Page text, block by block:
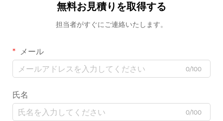
無料お見積りを取得する
担当者がすぐにご連絡いたします。
メール
0/100
氏名
0/100